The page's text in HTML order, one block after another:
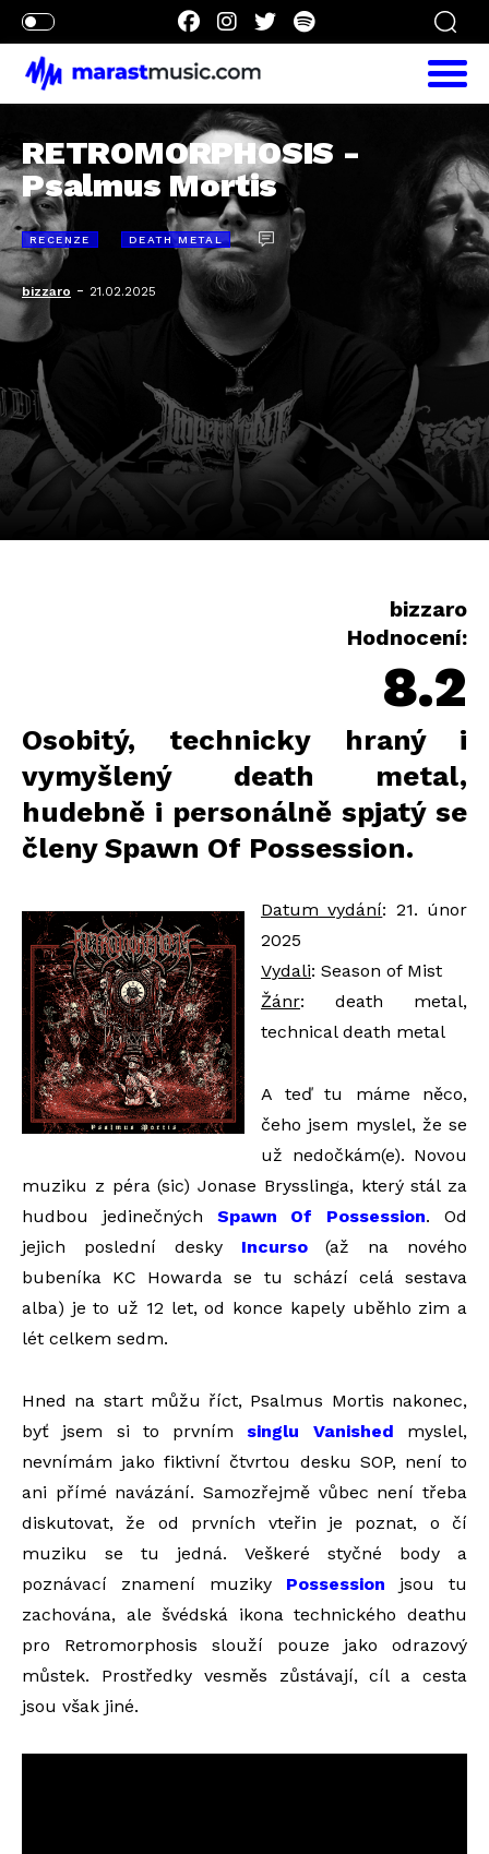
RETROMORPHOSIS -
Psalmus Mortis
RECENZE DEATH METAL
bizzaro - 21.02.2025
bizzaro
Hodnocení:
8.2
Osobitý, technicky hraný i
vymyšlený death metal,
hudebně i personálně spjatý se
členy Spawn Of Possession.
Datum vydání: 21. únor
2025
Vydali: Season of Mist
Žánr: death metal,
technical death metal
A teď tu máme něco,
čeho jsem myslel, že se
už nedočkám(e). Novou
muziku z péra (sic) Jonase Brysslinga, který stál za
hudbou jedinečných Spawn Of Possession. Od
jejich poslední desky Incurso(až na nového
bubeníka KC Howarda se tu schází celá sestava
alba) je to už 12 let, od konce kapely uběhlo zim a
lét celkem sedm.
Hned na start můžu říct, Psalmus Mortis nakonec,
byť jsem si to prvním singlu Vanished myslel,
nevnímám jako fiktivní čtvrtou desku SOP, není to
ani přímé navázání. Samozřejmě vůbec není třeba
diskutovat, že od prvních vteřin je poznat, o čí
muziku se tu jedná. Veškeré styčné body a
poznávací znamení muziky Possession jsou tu
zachována, ale švédská ikona technického deathu
pro Retromorphosis slouží pouze jako odrazový
můstek. Prostředky vesměs zůstávají, cíl a cesta
jsou však jiné.